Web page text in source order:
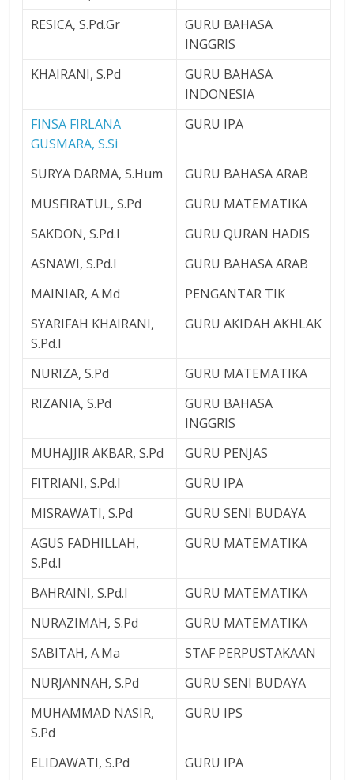
RESICA, S.Pd.Gr
GURU BAHASA
INGGRIS
KHAIRANI, S.Pd
GURU BAHASA
INDONESIA
FINSA FIRLANA
GUSMARA, S.Si
GURU IPA
SURYA DARMA, S.Hum
GURU BAHASA ARAB
MUSFIRATUL, S.Pd
GURU MATEMATIKA
SAKDON, S.Pd.I
GURU QURAN HADIS
ASNAWI, S.Pd.I
GURU BAHASA ARAB
MAINIAR, A.Md
PENGANTAR TIK
SYARIFAH KHAIRANI,
S.Pd.I
GURU AKIDAH AKHLAK
NURIZA, S.Pd
GURU MATEMATIKA
RIZANIA, S.Pd
GURU BAHASA
INGGRIS
MUHAJJIR AKBAR, S.Pd
GURU PENJAS
FITRIANI, S.Pd.I
GURU IPA
MISRAWATI, S.Pd
GURU SENI BUDAYA
AGUS FADHILLAH,
S.Pd.I
GURU MATEMATIKA
BAHRAINI, S.Pd.I
GURU MATEMATIKA
NURAZIMAH, S.Pd
GURU MATEMATIKA
SABITAH, A.Ma
STAF PERPUSTAKAAN
NURJANNAH, S.Pd
GURU SENI BUDAYA
MUHAMMAD NASIR,
S.Pd
GURU IPS
ELIDAWATI, S.Pd
GURU IPA